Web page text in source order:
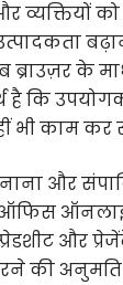
व्यक्तियों
के
है कि
भी काम कर
और
ऑफिस
और
की